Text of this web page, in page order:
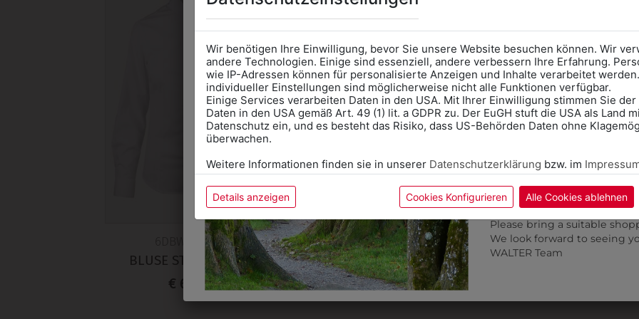
6DBW18WELA
BLUSE STEHKRAGEN
€ 69,90
6DBW5439110
KELCHKRAGENBLUSE
€ 79,90
302732100
BLUSE LANGARM
Wir benötigen Ihre Einwilligung, bevor Sie unsere Website besuchen können. Wir
andere Technologien. Einige sind essenziell, andere verbessern Ihre Erfahrung.
wie IP-Adressen können für personalisierte Anzeigen und Inhalte verarbeitet
individueller Einstellungen sind möglicherweise nicht alle Funktionen verfügbar.
Einige Services verarbeiten Daten in den USA. Mit Ihrer Einwilligung stimmen Sie
Daten in den USA gemäß Art. 49 (1) lit. a GDPR zu. Der EuGH stuft die USA als Land
Datenschutz ein, und es besteht das Risiko, dass US-Behörden Daten ohne
überwachen.
Weitere Informationen finden sie in unserer Datenschutzerklärung bzw. im
Details anzeigen Cookies Konfigurieren Alle Cookies ablehnen
AnprobeVorort im
das Kalendersymbol.
Ohne Termin kann es zu
Bitte nehmen Sie eine
für Ihren Einkauf mit.
Wir freuen uns - Das
correct school.
calendar icon.
Without an appointment,
Please bring a suitable
We look forward to seeing
WALTER Team